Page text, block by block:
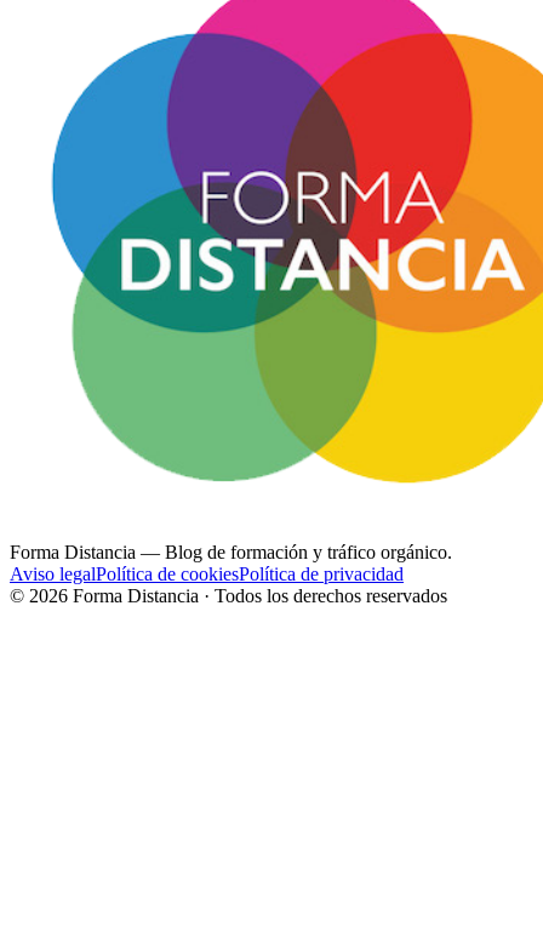
Forma Distancia — Blog de formación y tráfico orgánico.
Aviso legalPolítica de cookiesPolítica de privacidad
© 2026 Forma Distancia · Todos los derechos reservados